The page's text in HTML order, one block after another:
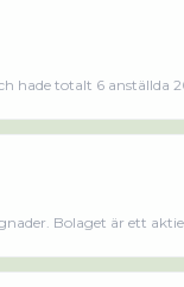
ärlighet,
mindre
hade totalt 6 anställda
omsatte 10 785 000,00 kr senaste räkenskapsåret
Bolaget är ett